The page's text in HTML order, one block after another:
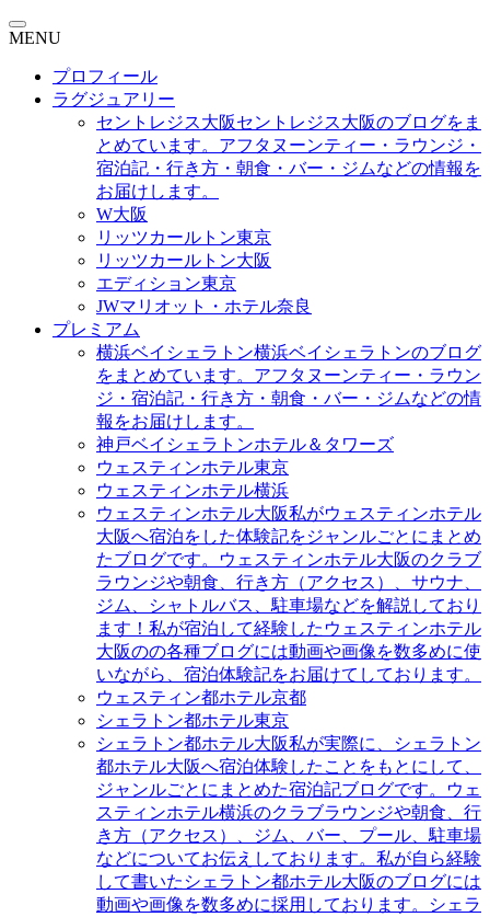
MENU
プロフィール
ラグジュアリー
セントレジス大阪セントレジス大阪のブログをま
とめています。アフタヌーンティー・ラウンジ・
宿泊記・行き方・朝食・バー・ジムなどの情報を
お届けします。
W大阪
リッツカールトン東京
リッツカールトン大阪
エディション東京
JWマリオット・ホテル奈良
プレミアム
横浜ベイシェラトン横浜ベイシェラトンのブログ
をまとめています。アフタヌーンティー・ラウン
ジ・宿泊記・行き方・朝食・バー・ジムなどの情
報をお届けします。
神戸ベイシェラトンホテル＆タワーズ
ウェスティンホテル東京
ウェスティンホテル横浜
ウェスティンホテル大阪私がウェスティンホテル
大阪へ宿泊をした体験記をジャンルごとにまとめ
たブログです。ウェスティンホテル大阪のクラブ
ラウンジや朝食、行き方（アクセス）、サウナ、
ジム、シャトルバス、駐車場などを解説しており
ます！私が宿泊して経験したウェスティンホテル
大阪のの各種ブログには動画や画像を数多めに使
いながら、宿泊体験記をお届けてしております。
ウェスティン都ホテル京都
シェラトン都ホテル東京
シェラトン都ホテル大阪私が実際に、シェラトン
都ホテル大阪へ宿泊体験したことをもとにして、
ジャンルごとにまとめた宿泊記ブログです。ウェ
スティンホテル横浜のクラブラウンジや朝食、行
き方（アクセス）、ジム、バー、プール、駐車場
などについてお伝えしております。私が自ら経験
して書いたシェラトン都ホテル大阪のブログには
動画や画像を数多めに採用しております。シェラ